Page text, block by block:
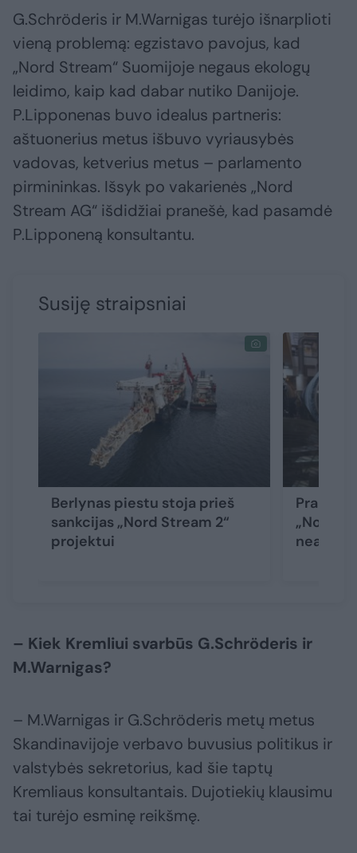
G.Schröderis ir M.Warnigas turėjo išnarplioti
vieną problemą: egzistavo pavojus, kad
„Nord Stream“ Suomijoje negaus ekologų
leidimo, kaip kad dabar nutiko Danijoje.
P.Lipponenas buvo idealus partneris:
aštuonerius metus išbuvo vyriausybės
vadovas, ketverius metus – parlamento
pirmininkas. Išsyk po vakarienės „Nord
Stream AG“ išdidžiai pranešė, kad pasamdė
P.Lipponeną konsultantu.
Susiję straipsniai
Berlynas piestu stoja prieš
sankcijas „Nord Stream 2“
projektui
„Nord
– Kiek Kremliui svarbūs G.Schröderis ir
M.Warnigas?
– M.Warnigas ir G.Schröderis metų metus
Skandinavijoje verbavo buvusius politikus ir
valstybės sekretorius, kad šie taptų
Kremliaus konsultantais. Dujotiekių klausimu
tai turėjo esminę reikšmę.